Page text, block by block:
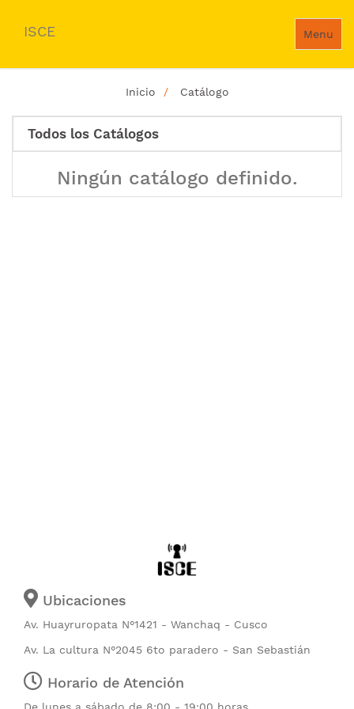
Menu
ISCE
Inicio Catálogo
Todos los Catálogos
Ningún catálogo definido.
Ubicaciones
Av. Huayruropata N°1421 - Wanchaq - Cusco
Av. La cultura N°2045 6to paradero - San Sebastián
Horario de Atención